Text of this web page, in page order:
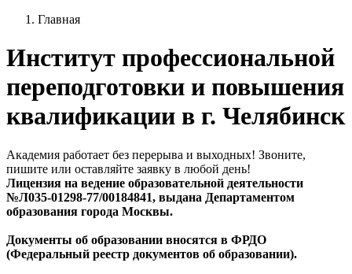
Главная
Институт профессиональной
переподготовки и повышения
квалификации в г. Челябинск
Академия работает без перерыва и выходных! Звоните,
пишите или оставляйте заявку в любой день!
Лицензия на ведение образовательной деятельности
№Л035-01298-77/00184841, выдана Департаментом
образования города Москвы.
Документы об образовании вносятся в ФРДО
(Федеральный реестр документов об образовании).